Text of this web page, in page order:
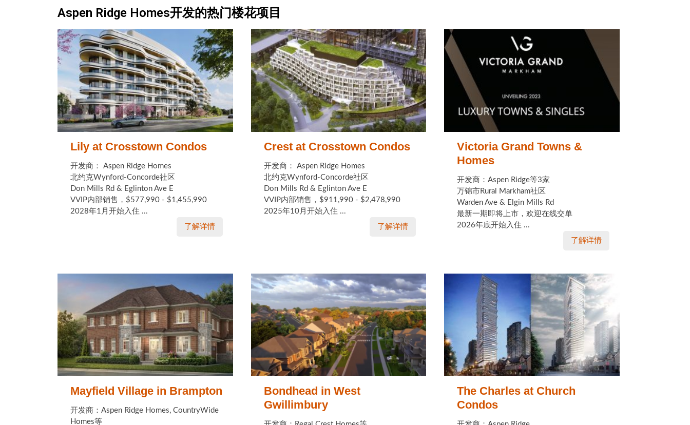
Aspen Ridge Homes开发的热门楼花项目
Lily at Crosstown Condos
开发商： Aspen Ridge Homes
北约克Wynford-Concorde社区
Don Mills Rd & Eglinton Ave E
VVIP内部销售，$577,990 - $1,455,990
2028年1月开始入住 ...
了解详情
Crest at Crosstown Condos
开发商： Aspen Ridge Homes
北约克Wynford-Concorde社区
Don Mills Rd & Eglinton Ave E
VVIP内部销售，$911,990 - $2,478,990
2025年10月开始入住 ...
了解详情
Victoria Grand Towns &
Homes
开发商：Aspen Ridge等3家
万锦市Rural Markham社区
Warden Ave & Elgin Mills Rd
最新一期即将上市，欢迎在线交单
2026年底开始入住 ...
了解详情
Mayfield Village in Brampton
开发商：Aspen Ridge Homes, CountryWide
Homes等
Bondhead in West
Gwillimbury
The Charles at Church
Condos